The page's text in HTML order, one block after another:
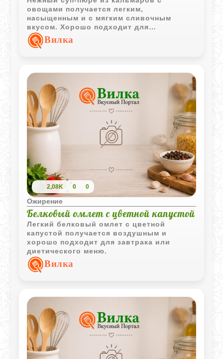
овощами получается легким,
насыщенным и с мягким сливочным
вкусом. Хорошо подходит для
спокойного домашнего обеда и
любителей морепродуктов.
Вилка
2,08K 0 0
Ожирение
Белковый омлет с цветной капустой
Легкий белковый омлет с цветной
капустой получается воздушным и
хорошо подходит для завтрака или
диетического меню.
Вилка